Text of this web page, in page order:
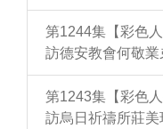
第1244集【彩色
訪德安教會何敬業
第1243集【彩色
訪烏日祈禱所莊美